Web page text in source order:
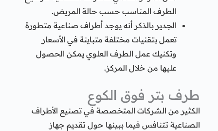
الطرف المناسب حسب حالة المريض.
الجدير بالذكر أنه يوجد أطراف صناعية متطورة
تعمل بتقنيات مختلفة متباينة في الأسعار
وتكنيك عمل الطرف العلوي يمكن الحصول
عليها من خلال المركز.
طرف بتر فوق الكوع
الكثير من الشركات المتخصصة في تصنيع الأطراف
الصناعية تتنافس فيما ببينها حول تقديم جهاز